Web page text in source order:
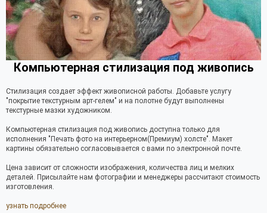
Компьютерная стилизация под живопись
Стилизация создает эффект живописной работы. Добавьте услугу
"покрытие текстурным арт-гелем" и на полотне будут выполнены
текстурные мазки художником.
Компьютерная стилизация под живопись доступна только для
исполнения "Печать фото на интерьерном(Премиум) холсте". Макет
картины обязательно согласовывается с вами по электронной почте.
Цена зависит от сложности изображения, количества лиц и мелких
деталей. Присылайте нам фотографии и менеджеры рассчитают стоимость
изготовления.
узнать подробнее